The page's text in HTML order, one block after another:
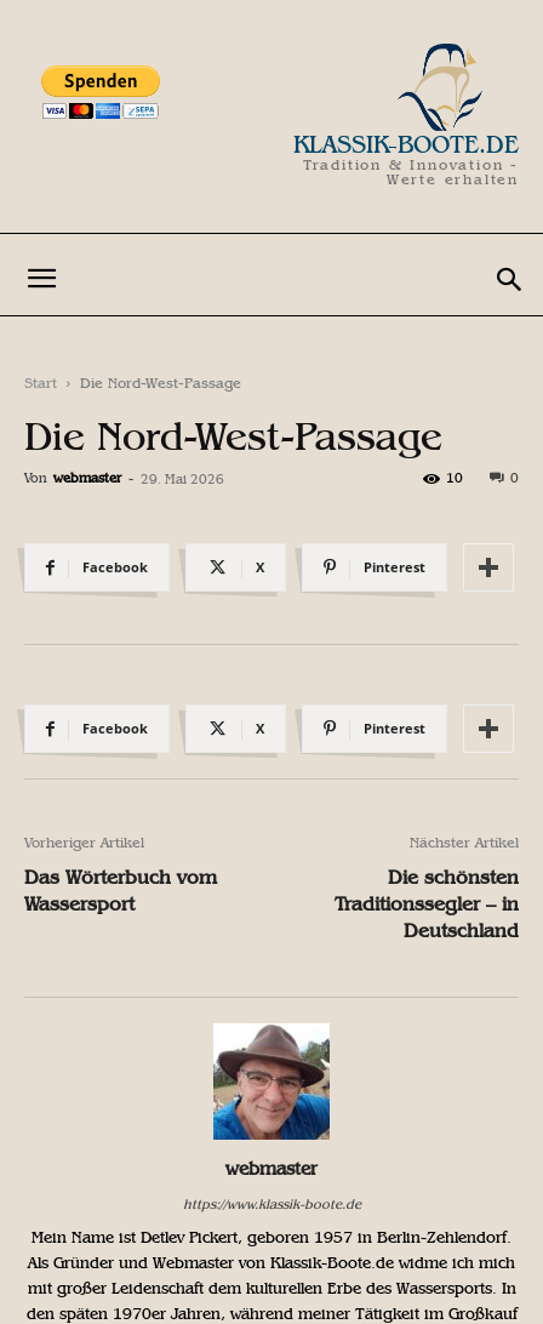
KLASSIK-BOOTE.DE
Tradition & Innovation -
Werte erhalten
Start Die Nord-West-Passage
Die Nord-West-Passage
Von webmaster - 29. Mai 2026 0
10
Facebook X Pinterest
Facebook X Pinterest
Vorheriger Artikel
Das Wörterbuch vom
Wassersport
Nächster Artikel
Die schönsten
Traditionssegler – in
Deutschland
webmaster
https://www.klassik-boote.de
Mein Name ist Detlev Pickert, geboren 1957 in Berlin-Zehlendorf.
Als Gründer und Webmaster von Klassik-Boote.de widme ich mich
mit großer Leidenschaft dem kulturellen Erbe des Wassersports. In
den späten 1970er Jahren, während meiner Tätigkeit im Großkauf